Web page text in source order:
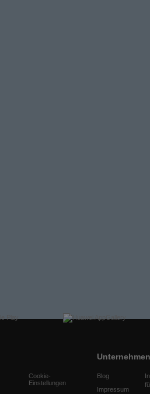
Cookie-
Einstellungen
Unternehmen
Blog
Impressum